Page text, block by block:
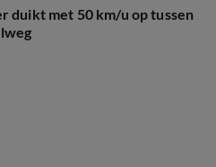
duikt met 50 km/u op tussen